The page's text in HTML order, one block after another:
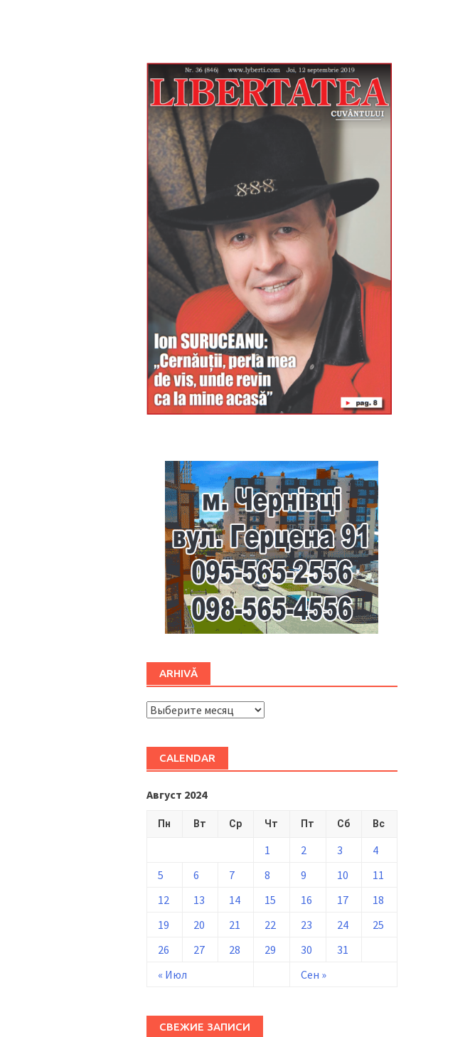
ARHIVĂ
ARHIVĂ
CALENDAR
Август 2024
Пн Вт Ср Чт Пт Сб Вс
« Июл Сен »
1 2 3
4
5
6 7 8 9 10
11
12
13 14 15 16 17
18
19
20 21 22 23 24
25
26
27 28 29 30 31
СВЕЖИЕ ЗАПИСИ